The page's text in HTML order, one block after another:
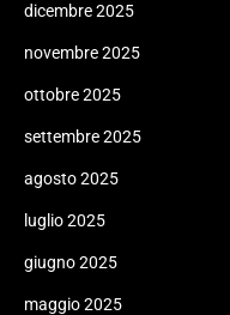
dicembre 2025
novembre 2025
ottobre 2025
settembre 2025
agosto 2025
luglio 2025
giugno 2025
maggio 2025